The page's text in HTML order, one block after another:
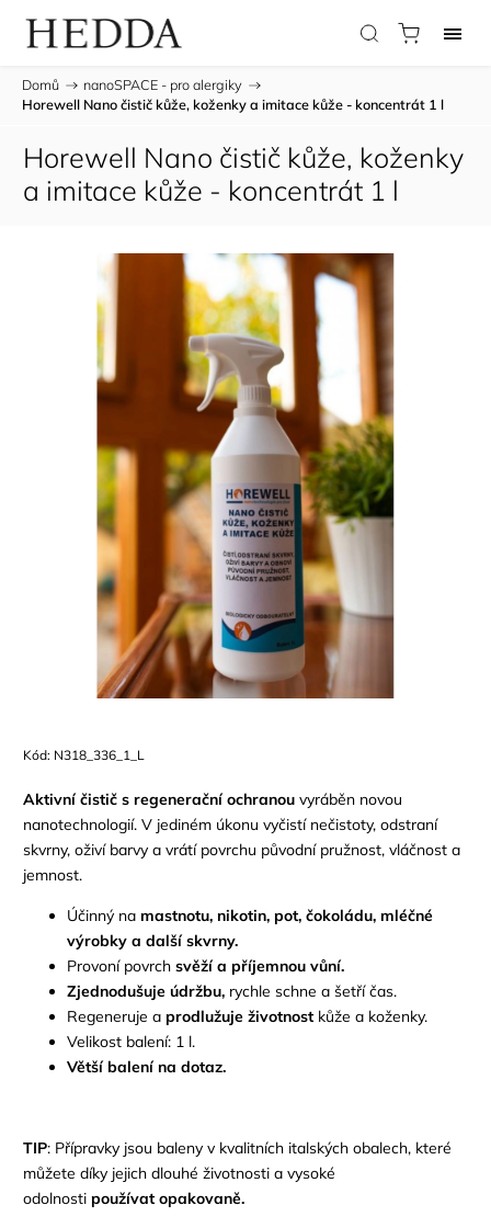
Domů / nanoSPACE - pro alergiky /
Horewell Nano čistič kůže, koženky a imitace kůže - koncentrát 1 l
Horewell Nano čistič kůže, koženky
a imitace kůže - koncentrát 1 l
Kód: N318_336_1_L
Aktivní čistič s regenerační ochranou vyráběn novou
nanotechnologií. V jediném úkonu vyčistí nečistoty, odstraní
skvrny, oživí barvy a vrátí povrchu původní pružnost, vláčnost a
jemnost.
Účinný na mastnotu, nikotin, pot, čokoládu, mléčné
výrobky a další skvrny.
Provoní povrch svěží a příjemnou vůní.
Zjednodušuje údržbu, rychle schne a šetří čas.
Regeneruje a prodlužuje životnost kůže a koženky.
Velikost balení: 1 l.
Větší balení na dotaz.
TIP: Přípravky jsou baleny v kvalitních italských obalech, které
můžete díky jejich dlouhé životnosti a vysoké
odolnosti používat opakovaně.